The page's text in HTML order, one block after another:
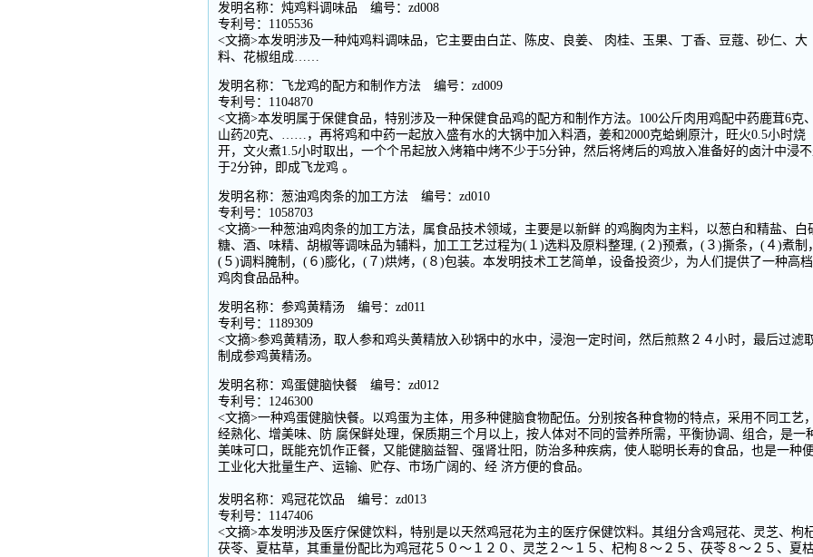
发明名称：炖鸡料调味品 编号：zd008
专利号：1105536
<文摘>本发明涉及一种炖鸡料调味品，它主要由白芷、陈皮、良姜、 肉桂、玉果、丁香、豆蔻、砂仁、大
料、花椒组成……
发明名称：飞龙鸡的配方和制作方法 编号：zd009
专利号：1104870
<文摘>本发明属于保健食品，特别涉及一种保健食品鸡的配方和制作方法。100公斤肉用鸡配中药鹿茸6克
山药20克、……，再将鸡和中药一起放入盛有水的大锅中加入料酒，姜和2000克蛤蜊原汁，旺火0.5小时烧
开，文火煮1.5小时取出，一个个吊起放入烤箱中烤不少于5分钟，然后将烤后的鸡放入准备好的卤汁中浸
于2分钟，即成飞龙鸡 。
发明名称：葱油鸡肉条的加工方法 编号：zd010
专利号：1058703
<文摘>一种葱油鸡肉条的加工方法，属食品技术领域，主要是以新鲜 的鸡胸肉为主料，以葱白和精盐、白
糖、酒、味精、胡椒等调味品为辅料，加工工艺过程为(１)选料及原料整理, (２)预煮，(３)撕条，(４)煮制，
(５)调料腌制，(６)膨化，(７)烘烤，(８)包装。本发明技术工艺简单，设备投资少，为人们提供了一种高
鸡肉食品品种。
发明名称：参鸡黄精汤 编号：zd011
专利号：1189309
<文摘>参鸡黄精汤，取人参和鸡头黄精放入砂锅中的水中，浸泡一定时间，然后煎熬２４小时，最后过滤
制成参鸡黄精汤。
发明名称：鸡蛋健脑快餐 编号：zd012
专利号：1246300
<文摘>一种鸡蛋健脑快餐。以鸡蛋为主体，用多种健脑食物配伍。分别按各种食物的特点，采用不同工艺
经熟化、增美味、防 腐保鲜处理，保质期三个月以上，按人体对不同的营养所需，平衡协调、组合，是一
美味可口，既能充饥作正餐，又能健脑益智、强肾壮阳，防治多种疾病，使人聪明长寿的食品，也是一种
工业化大批量生产、运输、贮存、市场广阔的、经 济方便的食品。
发明名称：鸡冠花饮品 编号：zd013
专利号：1147406
<文摘>本发明涉及医疗保健饮料，特别是以天然鸡冠花为主的医疗保健饮料。其组分含鸡冠花、灵芝、枸杞
茯苓、夏枯草，其重量份配比为鸡冠花５０～１２０、灵芝２～１５、杞枸８～２５、茯苓８～２５、夏